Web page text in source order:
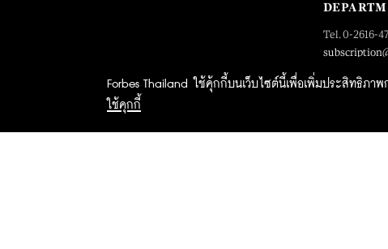
Forbes Thailand ใช้คุ้กกี้บนเว็บไซต์นี้เพื่อเพิ่มประสิทธิภา
ใช้คุกกี้
Tel. 0-2616-